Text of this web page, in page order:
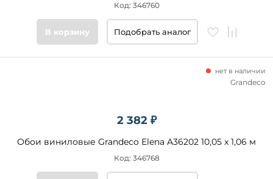
Код: 346760
В корзину Подобрать аналог
2 382 ₽
Обои виниловые Grandeco Elena A36202 10,05 x 1,06 м
нет в наличии
Код: 346768
Grandeco